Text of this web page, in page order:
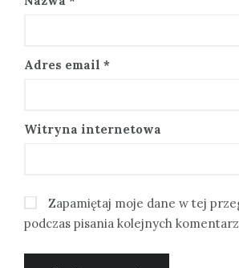
Adres email *
Witryna internetowa
Zapamiętaj moje dane w tej
podczas pisania kolejnych